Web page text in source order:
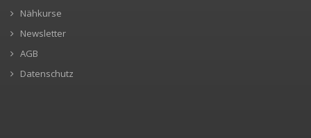
Nähkurse
Newsletter
AGB
Datenschutz